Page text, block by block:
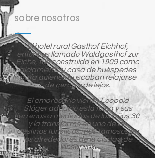
sobre nosotros
El hotel rural Gasthof Eichhof,
entonces llamado Waldgasthof zur
Eiche, fue construido en 1909 como
alojamiento y casa de huéspedes
para quienes buscaban relajarse
de cerca y de lejos.
El empresario vienés Leopold
Stöger adquirió esta finca y sus
terrenos a mediados de los años 30
y la transformó en uno de los
destinos turísticos más famosos en
los alrededores de la ciudad de
Innsbruck.